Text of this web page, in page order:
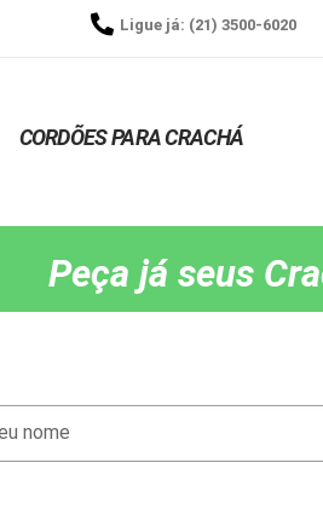
Ligue já: (21) 3500-6020
CORDÕES PARA CRACHÁ
Peça já seus